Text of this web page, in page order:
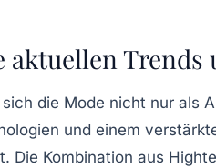
aktuellen
die Mode nicht nur als
und einem
Die Kombination aus